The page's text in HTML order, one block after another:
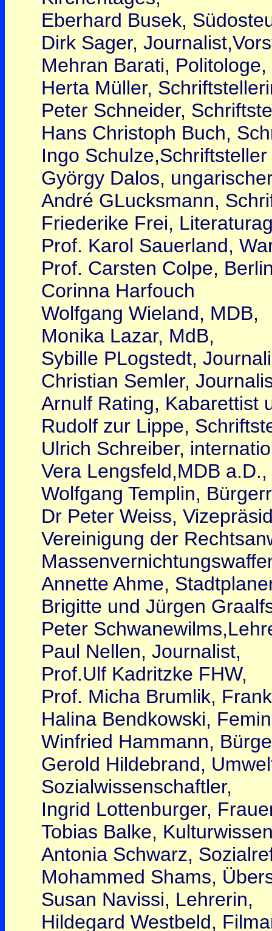
Eberhard Busek,
Dirk Sager,
Mehran Barati,
Herta Müller,
Peter Schneider,
Hans Christoph Buch,
Ingo Schulze,Schriftsteller
György Dalos,
André GLucksmann,
Friederike Frei,
Prof. Karol Sauerland,
Prof. Carsten Colpe,
Corinna Harfouch
Wolfgang Wieland, MDB,
Monika Lazar, MdB,
Sybille PLogstedt,
Christian Semler,
Arnulf Rating, Kabarettist
Rudolf zur Lippe,
Ulrich Schreiber,
Vera Lengsfeld,MDB a.D.,
Wolfgang Templin,
Dr Peter Weiss,
Vereinigung der
Annette Ahme,
Brigitte und Jürgen
Peter
Paul Nellen, Journalist,
Prof.Ulf Kadritzke FHW,
Prof. Micha Brumlik,
Halina Bendkowski,
Winfried Hammann,
Gerold Hildebrand,
Sozialwissenschaftler,
Ingrid Lottenburger,
Tobias Balke,
Antonia Schwarz,
Mohammed Shams,
Susan Navissi, Lehrerin,
Hildegard Westbeld,